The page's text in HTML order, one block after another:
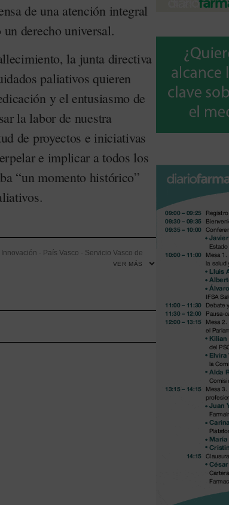
de una atención integral
derecho universal.
la junta directiva
paliativos quieren
y el entusiasmo de
la labor de nuestra
de proyectos e iniciativas
e implicar a todos los
“un momento histórico”
Innovación - País Vasco - Servicio Vasco de
VER MÁS